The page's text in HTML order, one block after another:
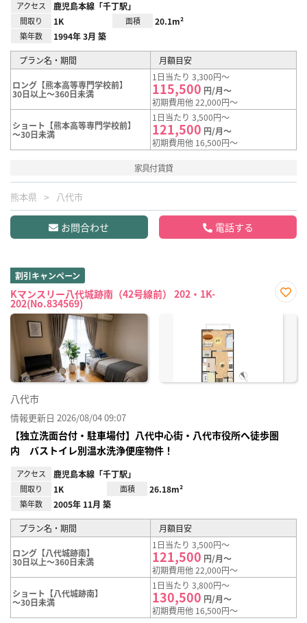
アクセス 鹿児島本線「千丁駅」
間取り 1K 面積 20.1m²
築年数 1994年 3月 築
プラン名・期間 月額目安
ロング【熊本高等専門学校前】
30日以上～360日未満
1日当たり 3,300円～
115,500 円/月～
初期費用他 22,000円～
ショート【熊本高等専門学校前】
～30日未満
1日当たり 3,500円～
121,500 円/月～
初期費用他 16,500円～
家具付賃貸
熊本県 八代市
お問合わせ 電話する
割引キャンペーン
Kマンスリー八代城跡南（42号線前） 202・1K-
202(No.834569)
に入
八代市
情報更新日 2026/08/04 09:07
【独立洗面台付・駐車場付】八代中心街・八代市役所へ徒歩圏
内 バストイレ別温水洗浄便座物件！
アクセス 鹿児島本線「千丁駅」
間取り 1K 面積 26.18m²
築年数 2005年 11月 築
プラン名・期間 月額目安
ロング【八代城跡南】
30日以上～360日未満
1日当たり 3,500円～
121,500 円/月～
初期費用他 22,000円～
ショート【八代城跡南】
～30日未満
1日当たり 3,800円～
130,500 円/月～
初期費用他 16,500円～